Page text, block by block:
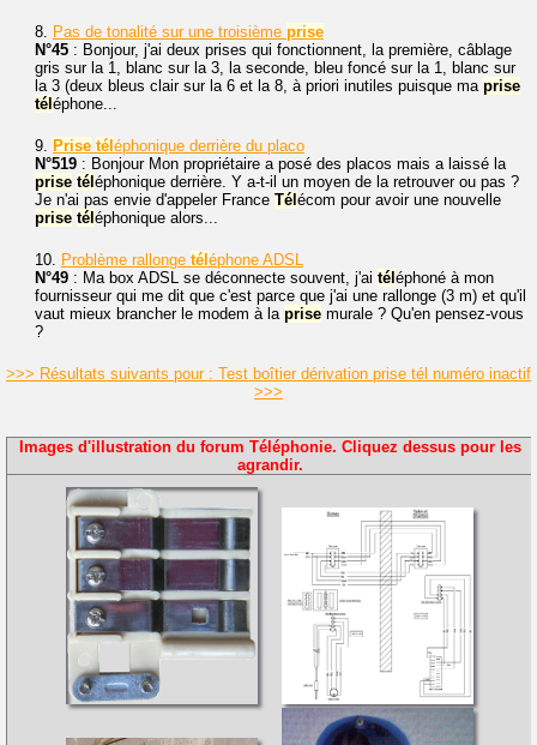
8. Pas de tonalité sur une troisième prise
N°45 : Bonjour, j'ai deux prises qui fonctionnent, la première, câblage
gris sur la 1, blanc sur la 3, la seconde, bleu foncé sur la 1, blanc sur
la 3 (deux bleus clair sur la 6 et la 8, à priori inutiles puisque ma prise
tél éphone...
9. Prise tél éphonique derrière du placo
N°519 : Bonjour Mon propriétaire a posé des placos mais a laissé la
prise tél éphonique derrière. Y a-t-il un moyen de la retrouver ou pas ?
Je n'ai pas envie d'appeler France Tél écom pour avoir une nouvelle
prise tél éphonique alors...
10. Problème rallonge tél éphone ADSL
N°49 : Ma box ADSL se déconnecte souvent, j'ai tél éphoné à mon
fournisseur qui me dit que c'est parce que j'ai une rallonge (3 m) et qu'il
vaut mieux brancher le modem à la prise murale ? Qu'en pensez-vous
?
>>> Résultats suivants pour : Test boîtier dérivation prise tél numéro inactif
>>>
Images d'illustration du forum Téléphonie. Cliquez dessus pour les
agrandir.